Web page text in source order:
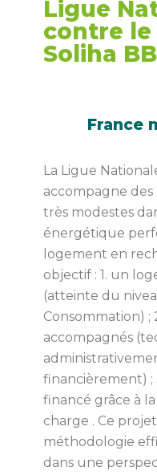
Ligue
contre le
Soliha
France
La Ligue
accompagne
très modestes
énergétique
logement en
objectif : 1. un
(atteinte du
Consommation) ;
accompagnés
financièrement) ;
financé grâce à
charge . Ce
méthodologie
dans une